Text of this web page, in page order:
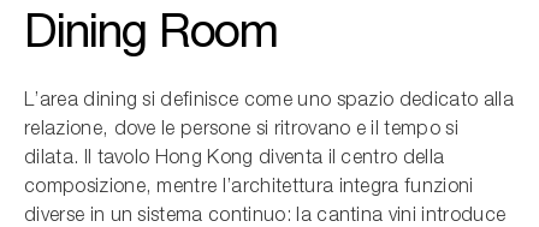
Dining Room
L’area dining si definisce come uno spazio dedicato alla
relazione, dove le persone si ritrovano e il tempo si
dilata. Il tavolo Hong Kong diventa il centro della
composizione, mentre l’architettura integra funzioni
diverse in un sistema continuo: la cantina vini introduce